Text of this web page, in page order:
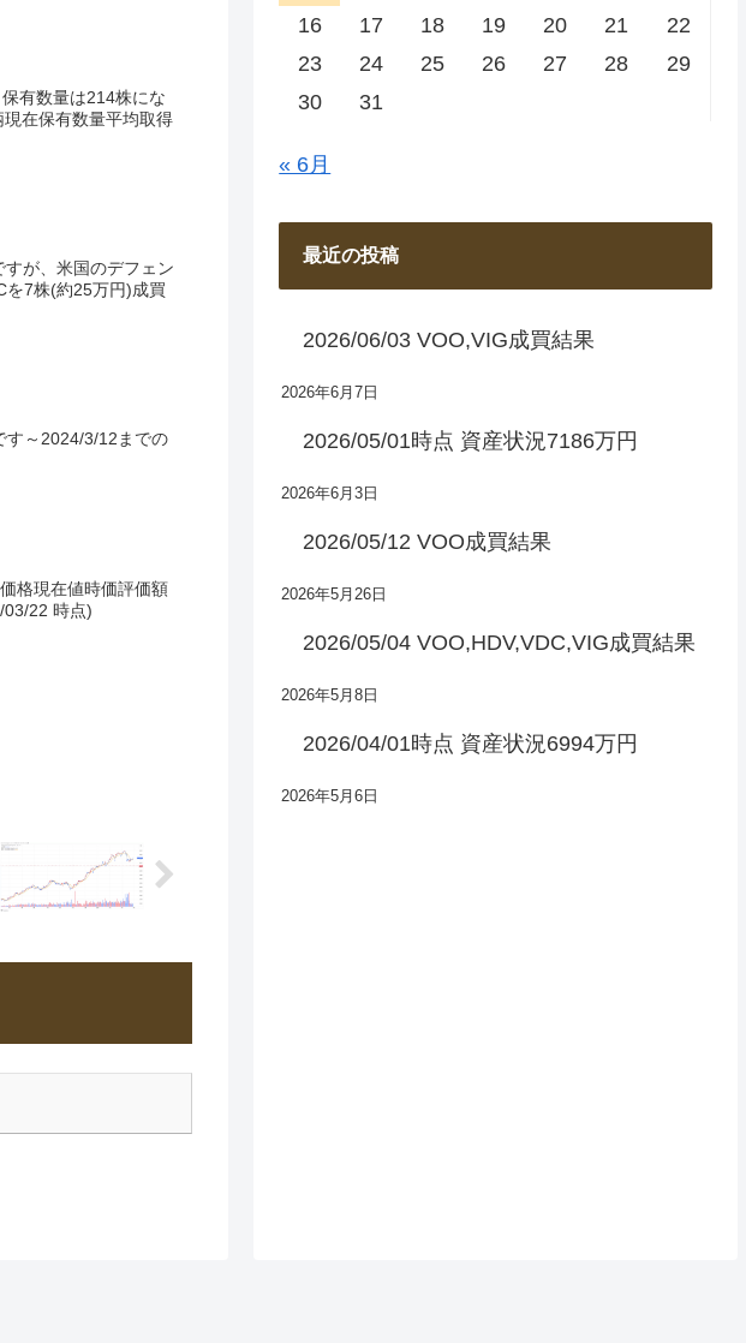
有数量は214株にな
在保有数量平均取得
が、米国のデフェン
を7株(約25万円)成買
す～2024/3/12までの
格現在値時価評価額
22 時点)
16
17 18 19 20 21
22
23
24 25 26 27 28
29
30
31
« 6月
最近の投稿
2026/06/03 VOO,VIG成買結果
2026年6月7日
2026/05/01時点 資産状況7186万円
2026年6月3日
2026/05/12 VOO成買結果
2026年5月26日
2026/05/04 VOO,HDV,VDC,VIG成買結果
2026年5月8日
2026/04/01時点 資産状況6994万円
2026年5月6日